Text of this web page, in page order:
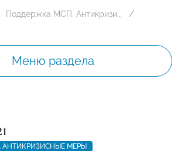
Поддержка МСП. Антикризисные меры
Меню раздела
МЕРЫ